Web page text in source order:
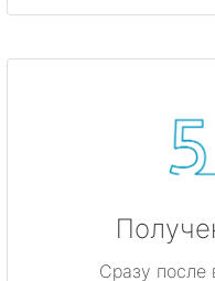
Сразу после